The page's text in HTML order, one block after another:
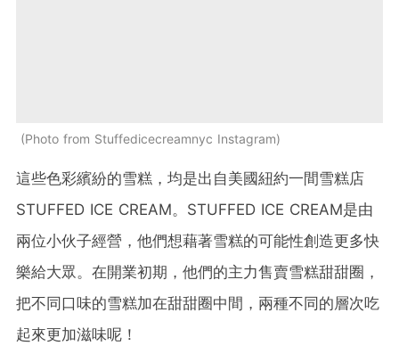
Photo from Stuffedicecreamnyc Instagram
這些色彩繽紛的雪糕，均是出自美國紐約一間雪糕店
STUFFED ICE CREAM。 STUFFED ICE CREAM是由
兩位小伙子經營，他們想藉著雪糕的可能性創造更多快
樂給大眾。在開業初期，他們的主力售賣雪糕甜甜圈，
把不同口味的雪糕加在甜甜圈中間，兩種不同的層次吃
起來更加滋味呢！